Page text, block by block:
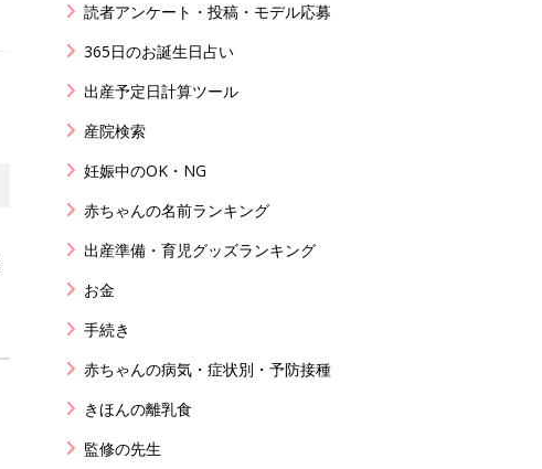
読者アンケート・投稿・モデル応募
365日のお誕生日占い
出産予定日計算ツール
産院検索
妊娠中のOK・NG
赤ちゃんの名前ランキング
出産準備・育児グッズランキング
お金
手続き
赤ちゃんの病気・症状別・予防接種
きほんの離乳食
監修の先生